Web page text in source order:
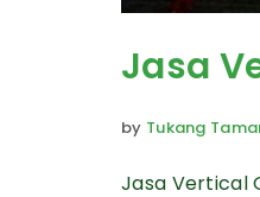
Jasa
by Tukang
Jasa Vertical